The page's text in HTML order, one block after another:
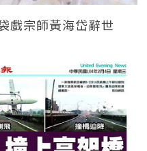
戲宗師黃海岱辭世